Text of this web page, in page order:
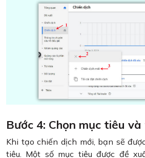
Bước 4: Chọn mục tiêu
Khi tạo chiến dịch mới, bạn sẽ
tiêu. Một số mục tiêu được đề